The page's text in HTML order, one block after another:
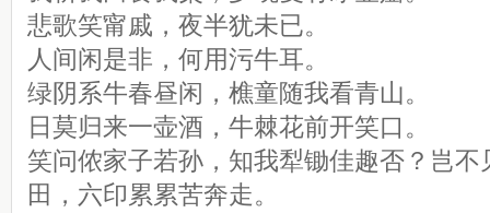
悲歌笑甯戚，夜半犹未已。
人间闲是非，何用污牛耳。
绿阴系牛春昼闲，樵童随我看青山。
日莫归来一壶酒，牛棘花前开笑口。
笑问侬家子若孙，知我犁锄佳趣否？岂不
田，六印累累苦奔走。